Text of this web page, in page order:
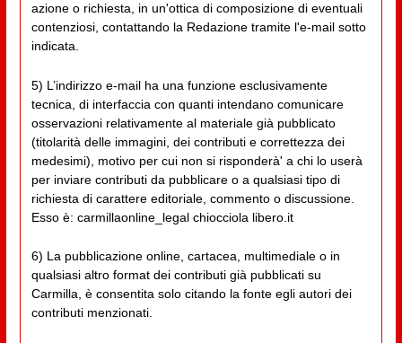
azione o richiesta, in un'ottica di composizione di eventuali
contenziosi, contattando la Redazione tramite l'e-mail sotto
indicata.
5) L’indirizzo e-mail ha una funzione esclusivamente
tecnica, di interfaccia con quanti intendano comunicare
osservazioni relativamente al materiale già pubblicato
(titolarità delle immagini, dei contributi e correttezza dei
medesimi), motivo per cui non si risponderà' a chi lo userà
per inviare contributi da pubblicare o a qualsiasi tipo di
richiesta di carattere editoriale, commento o discussione.
Esso è: carmillaonline_legal chiocciola libero.it
6) La pubblicazione online, cartacea, multimediale o in
qualsiasi altro format dei contributi già pubblicati su
Carmilla, è consentita solo citando la fonte egli autori dei
contributi menzionati.